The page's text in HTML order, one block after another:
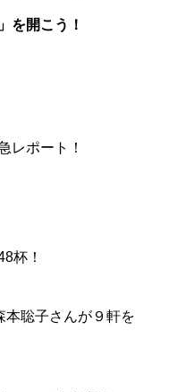
を開こう！
レポート！
杯！
本聡子さんが９軒を